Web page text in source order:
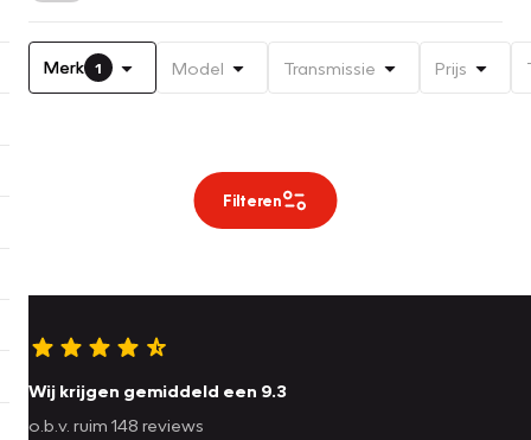
Merk 1 Model Transmissie Prijs
Filteren
Wij krijgen gemiddeld een 9.3
o.b.v. ruim 148 reviews